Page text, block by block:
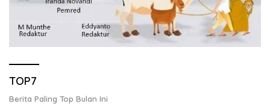
TOP7
Berita Paling Top Bulan Ini